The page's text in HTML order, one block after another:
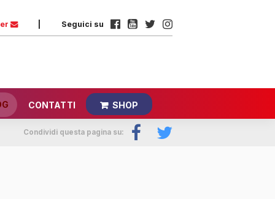
Seguici su
CONTATTI SHOP
Condividi questa pagina su: